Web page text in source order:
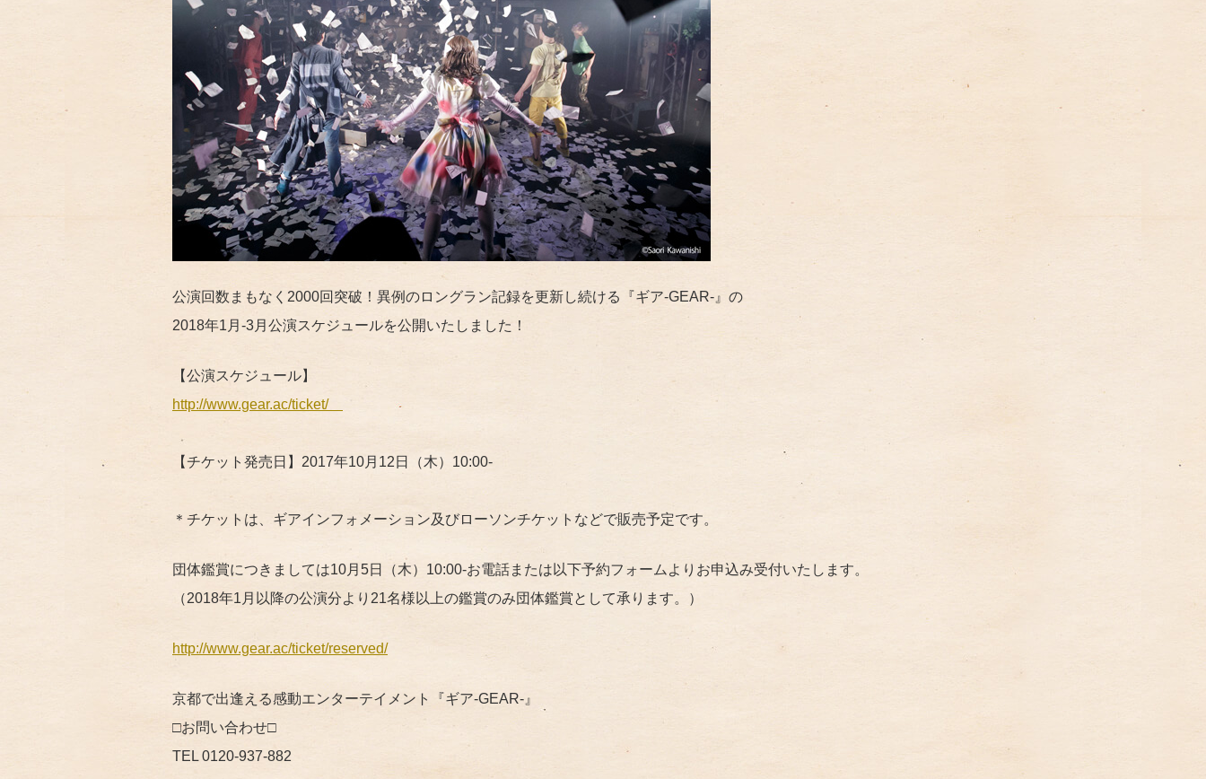
公演回数まもなく2000回突破！異例のロングラン記録を更新し続ける『ギア-GEAR-』の
2018年1月-3月公演スケジュールを公開いたしました！
【公演スケジュール】
http://www.gear.ac/ticket/
【チケット発売日】2017年10月12日（木）10:00-
＊チケットは、ギアインフォメーション及びローソンチケットなどで販売予定です。
団体鑑賞につきましては10月5日（木）10:00-お電話または以下予約フォームよりお申込み受付いたします。
（2018年1月以降の公演分より21名様以上の鑑賞のみ団体鑑賞として承ります。）
http://www.gear.ac/ticket/reserved/
京都で出逢える感動エンターテイメント『ギア-GEAR-』
□お問い合わせ□
TEL 0120-937-882